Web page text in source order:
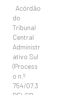
Acórdão
do
Tribunal
Central
Administr
ativo Sul
(Process
o n.º
754/07.3